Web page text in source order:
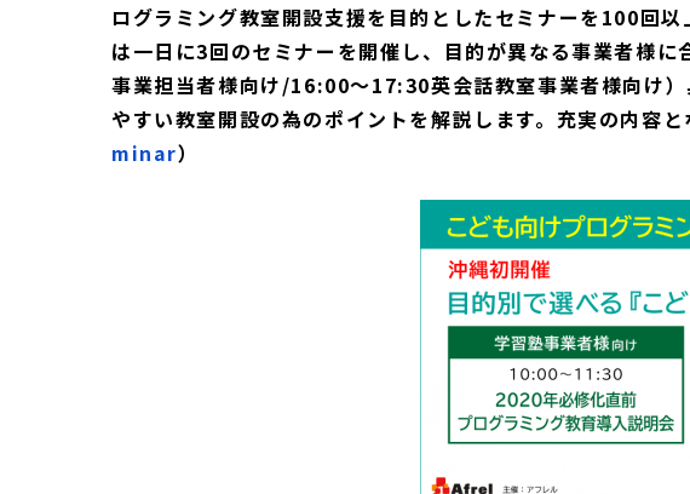
ログラミング教室開設支援を目的としたセミナーを100回
は一日に3回のセミナーを開催し、目的が異なる事業者様
事業担当者様向け/16:00～17:30英会話教室事業者様向け
やすい教室開設の為のポイントを解説します。充実の内容
minar）